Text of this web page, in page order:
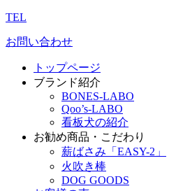
TEL
お問い合わせ
トップページ
ブランド紹介
BONES-LABO
Qoo’s-LABO
看板犬の紹介
お勧め商品・こだわり
薪ばさみ「EASY-2」
火吹き棒
DOG GOODS